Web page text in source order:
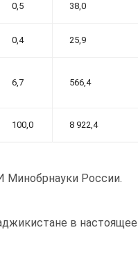
0,5 38,0
0,4 25,9
6,7 566,4
100,0 8 922,4
Минобрнауки России.
в настоящее